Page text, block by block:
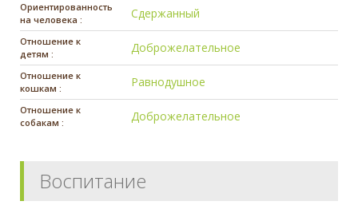
Ориентированность
на человека :
Сдержанный
Отношение к
детям :
Доброжелательное
Отношение к
кошкам :
Равнодушное
Отношение к
собакам :
Доброжелательное
Воспитание